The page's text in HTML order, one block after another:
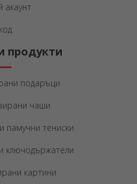
акаунт
продукти
подаръци
чаши
памучни тениски
ключодържатели
картини